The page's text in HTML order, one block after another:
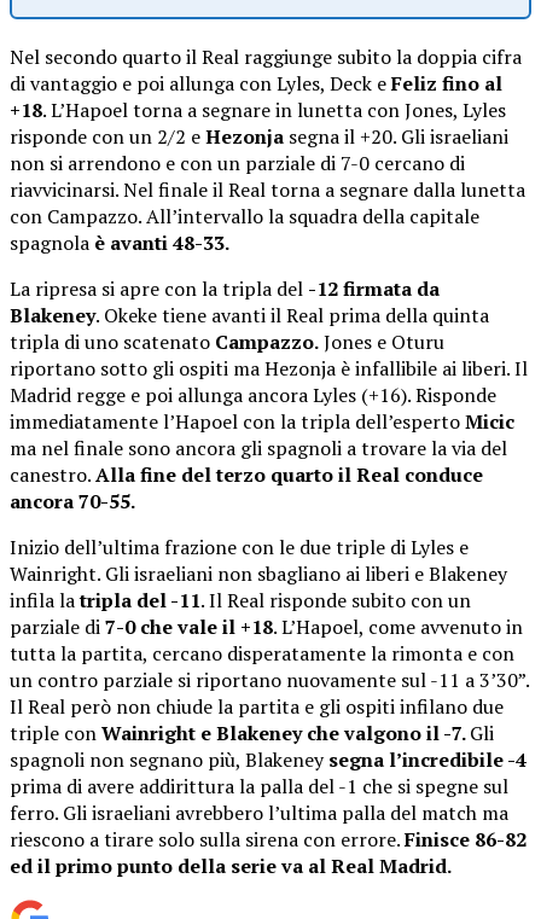
Nel secondo quarto il Real raggiunge subito la doppia cifra
di vantaggio e poi allunga con Lyles, Deck eFeliz fino al
+18. L’Hapoel torna a segnare in lunetta con Jones, Lyles
risponde con un 2/2 eHezonja segna il +20. Gli israeliani
non si arrendono e con un parziale di 7-0 cercano di
riavvicinarsi. Nel finale il Real torna a segnare dalla lunetta
con Campazzo. All’intervallo la squadra della capitale
spagnola è avanti 48-33.
La ripresa si apre con la tripla del -12 firmata da
Blakeney. Okeke tiene avanti il Real prima della quinta
tripla di uno scatenato Campazzo.Jones e Oturu
riportano sotto gli ospiti ma Hezonja è infallibile ai liberi. Il
Madrid regge e poi allunga ancora Lyles (+16). Risponde
immediatamente l’Hapoel con la tripla dell’espertoMicic
ma nel finale sono ancora gli spagnoli a trovare la via del
canestro.Alla fine del terzo quarto il Real conduce
ancora 70-55.
Inizio dell’ultima frazione con le due triple di Lyles e
Wainright. Gli israeliani non sbagliano ai liberi e Blakeney
infila latripla del -11. Il Real risponde subito con un
parziale di7-0 che vale il +18. L’Hapoel, come avvenuto in
tutta la partita, cercano disperatamente la rimonta e con
un contro parziale si riportano nuovamente sul -11 a 3’30”.
Il Real però non chiude la partita e gli ospiti infilano due
triple conWainright e Blakeney che valgono il -7.Gli
spagnoli non segnano più, Blakeneysegna l’incredibile -4
prima di avere addirittura la palla del -1 che si spegne sul
ferro. Gli israeliani avrebbero l’ultima palla del match ma
riescono a tirare solo sulla sirena con errore.Finisce 86-82
ed il primo punto della serie va al Real Madrid.